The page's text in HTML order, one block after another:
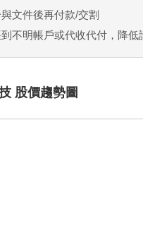
文件後再付款/交割
不明帳戶或代收代付，降低
股價趨勢圖